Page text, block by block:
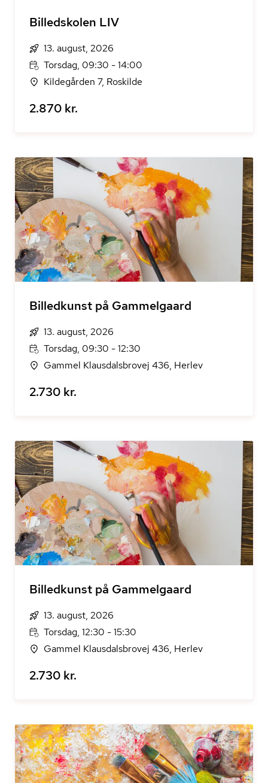
Billedskolen LIV
13. august, 2026
Torsdag, 09:30 - 14:00
Kildegården 7, Roskilde
2.870 kr.
Billedkunst på Gammelgaard
13. august, 2026
Torsdag, 09:30 - 12:30
Gammel Klausdalsbrovej 436, Herlev
2.730 kr.
Billedkunst på Gammelgaard
13. august, 2026
Torsdag, 12:30 - 15:30
Gammel Klausdalsbrovej 436, Herlev
2.730 kr.